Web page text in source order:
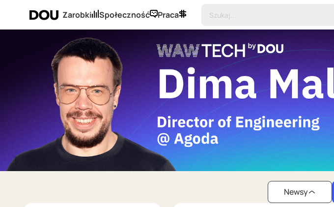
Zarobki Społeczność Praca
Newsy